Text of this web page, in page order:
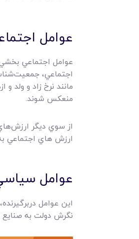
عوامل
عوامل اجتماعي
اجتماعي،
مانند نرخ زاد و ولد
منعکس شوند.
از سوي ديگر
ارزش هاي اجتماعي
عوامل
اين عوامل
نگرش دولت به